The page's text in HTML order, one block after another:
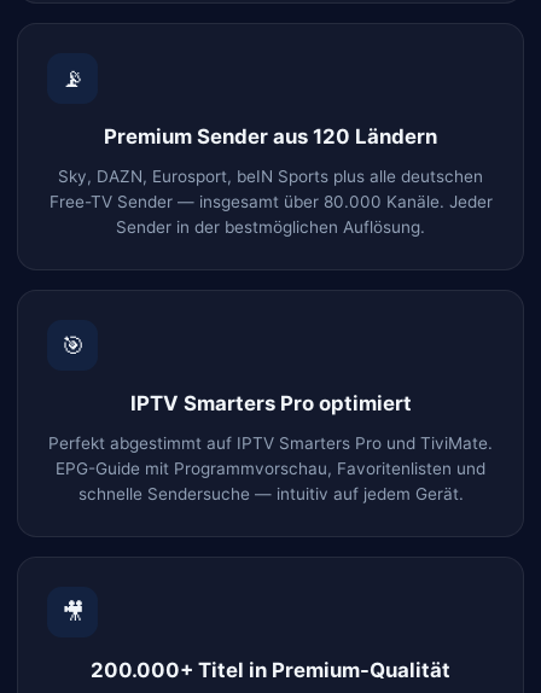
📡
Premium Sender aus 120 Ländern
Sky, DAZN, Eurosport, beIN Sports plus alle deutschen
Free-TV Sender — insgesamt über 80.000 Kanäle. Jeder
Sender in der bestmöglichen Auflösung.
🎯
IPTV Smarters Pro optimiert
Perfekt abgestimmt auf IPTV Smarters Pro und TiviMate.
EPG-Guide mit Programmvorschau, Favoritenlisten und
schnelle Sendersuche — intuitiv auf jedem Gerät.
🎥
200.000+ Titel in Premium-Qualität